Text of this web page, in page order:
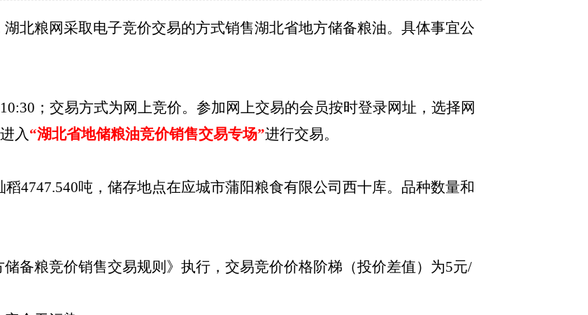
湖北粮网采取电子竞价交易的方式销售湖北省地方储备粮油。具体事宜公
；交易方式为网上竞价。参加网上交易的会员按时登录网址 ，选择网
入“湖北省地储粮油竞价销售交易专场”进行交易。
稻4747.540吨，储存地点在应城市蒲阳粮食有限公司西十库。品种数量和
备粮竞价销售交易规则》执行，交易竞价价格阶梯（投价差值）为5元/